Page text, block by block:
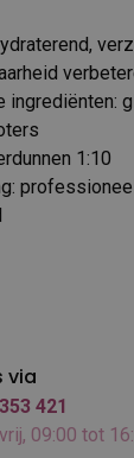
ingrediënten:
1:10
via
421
09:00 tot